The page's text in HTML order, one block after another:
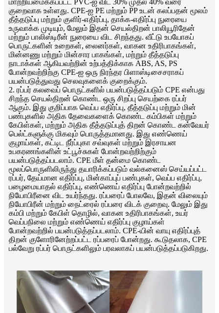
குறைவாக உள்ளது. CPE-ஐ PE மற்றும் PP உடன் கலப்பதன் மூலம்
தீத்தடுப்பு மற்றும் குளிர்-எதிர்ப்பு, தாக்க-எதிர்ப்பு நுரையை
உருவாக்க முடியும், மேலும் இதன் செயல்திறன் பாலியூரிதேன்
மற்றும் பாலிஸ்டிரீன் நுரையை விட சிறந்தது. வீட்டு உபயோகப்
பொருட்களின் உறைகள், லைனர்கள், வாகன உதிரிபாகங்கள்,
மின்னணு மற்றும் மின்சார பாகங்கள், மற்றும் தீத்தடுப்பு
நாடாக்கள் ஆகியவற்றின் உற்பத்திக்காக ABS, AS, PS
போன்றவற்றிற்கு CPE-ஐ ஒரு நிரந்தர பிளாஸ்டிசைசராகப்
பயன்படுத்துவது செலவுகளைக் குறைக்கும்.
2. ரப்பர் கலவைப் பொருட்களில் பயன்படுத்தப்படும் CPE என்பது
சிறந்த செயல்திறன் கொண்ட ஒரு சிறப்பு செயற்கை ரப்பர்
ஆகும். இது குறிப்பாக வெப்ப எதிர்ப்பு, தீத்தடுப்பு மற்றும் மின்
பண்புகளில் அதிக தேவைகளைக் கொண்ட கம்பிகள் மற்றும்
கேபிள்கள், மற்றும் அதிக தீத்தடுப்புத் திறன் கொண்ட கன்வேயர்
பெல்ட்களுக்கு மிகவும் பொருத்தமானது. இது எண்ணெய்
குழாய்கள், கட்டிட நீர்ப்புகா சவ்வுகள் மற்றும் இரசாயன
உபகரணங்களின் உட்பூச்சுகள் போன்றவற்றிற்கும்
பயன்படுத்தப்படலாம். CPE மீள் தன்மை கொண்ட
மூலப்பொருளிலிருந்து தயாரிக்கப்படும் வல்கனைஸ் செய்யப்பட்ட
ரப்பர், தேய்மான எதிர்ப்பு, மின்காப்புப் பண்புகள், வெப்ப எதிர்ப்பு,
பழைமையாதல் எதிர்ப்பு, எண்ணெய் எதிர்ப்பு போன்றவற்றில்
நியோபிரீனை விட உயர்ந்தது. ரப்பரைப் போலவே, இதன் விலையும்
நியோபிரீன் மற்றும் நைட்ரைல் ரப்பரை விடக் குறைவு. மேலும் இது
கம்பி மற்றும் கேபிள் தொழில், வாகன உதிரிபாகங்கள், உயர்
வெப்பநிலை மற்றும் எண்ணெய் எதிர்ப்பு குழாய்கள்
போன்றவற்றில் பயன்படுத்தப்படலாம். CPE-யின் வாயு எதிர்ப்புத்
திறன் குளோரினேற்றப்பட்ட ரப்பரைப் போன்றது. கூடுதலாக, CPE
பல்வேறு ரப்பர் பொருட்களிலும் பரவலாகப் பயன்படுத்தப்படுகிறது.